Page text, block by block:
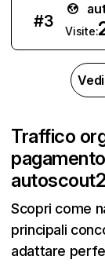
#3
Visite:
Traffico
Scopri come
principali
adattare